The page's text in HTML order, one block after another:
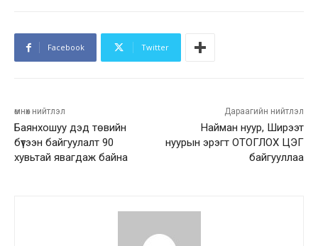
Facebook Twitter
өмнөх нийтлэл
Баянхошуу дэд төвийн
бүтээн байгуулалт 90
хувьтай явагдаж байна
Дараагийн нийтлэл
Найман нуур, Ширээт
нуурын эрэгт ОТОГЛОХ ЦЭГ
байгууллаа